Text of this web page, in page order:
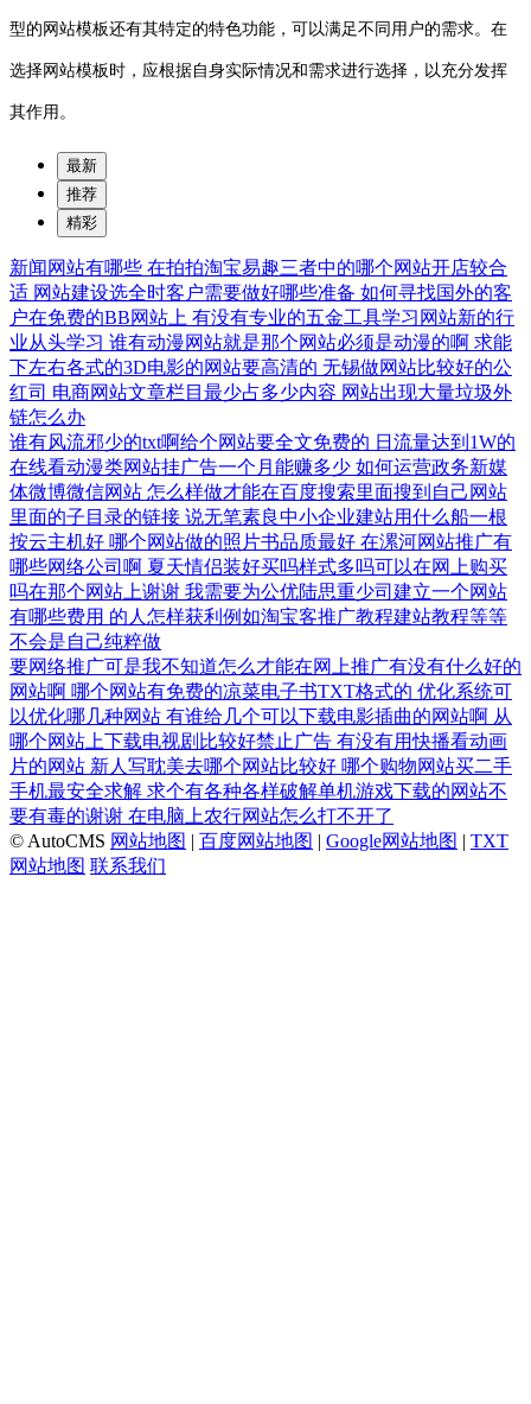
型的网站模板还有其特定的特色功能，可以满足不同用户的需求。在
选择网站模板时，应根据自身实际情况和需求进行选择，以充分发挥
其作用。
最新
推荐
精彩
新闻网站有哪些 在拍拍淘宝易趣三者中的哪个网站开店较合
适 网站建设选全时客户需要做好哪些准备 如何寻找国外的客
户在免费的BB网站上 有没有专业的五金工具学习网站新的行
业从头学习 谁有动漫网站就是那个网站必须是动漫的啊 求能
下左右各式的3D电影的网站要高清的 无锡做网站比较好的公
红司 电商网站文章栏目最少占多少内容 网站出现大量垃圾外
链怎么办
谁有风流邪少的txt啊给个网站要全文免费的 日流量达到1W的
在线看动漫类网站挂广告一个月能赚多少 如何运营政务新媒
体微博微信网站 怎么样做才能在百度搜索里面搜到自己网站
里面的子目录的链接 说无笔素良中小企业建站用什么船一根
按云主机好 哪个网站做的照片书品质最好 在漯河网站推广有
哪些网络公司啊 夏天情侣装好买吗样式多吗可以在网上购买
吗在那个网站上谢谢 我需要为公优陆思重少司建立一个网站
有哪些费用 的人怎样获利例如淘宝客推广教程建站教程等等
不会是自己纯粹做
要网络推广可是我不知道怎么才能在网上推广有没有什么好的
网站啊 哪个网站有免费的凉菜电子书TXT格式的 优化系统可
以优化哪几种网站 有谁给几个可以下载电影插曲的网站啊 从
哪个网站上下载电视剧比较好禁止广告 有没有用快播看动画
片的网站 新人写耽美去哪个网站比较好 哪个购物网站买二手
手机最安全求解 求个有各种各样破解单机游戏下载的网站不
要有毒的谢谢 在电脑上农行网站怎么打不开了
© AutoCMS 网站地图 | 百度网站地图 | Google网站地图 | TXT
网站地图 联系我们